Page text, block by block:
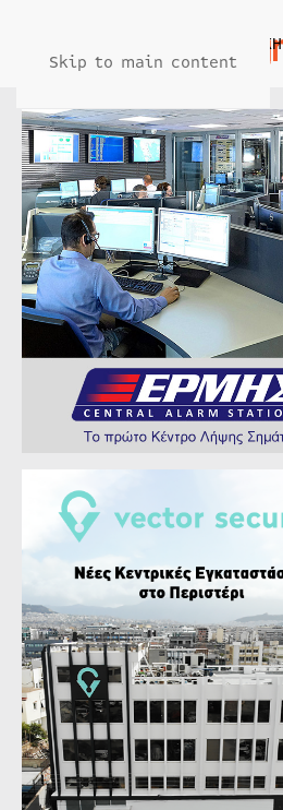
Skip to main content
ΑΡΧΙΚΗ